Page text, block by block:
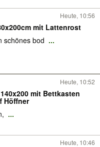
Heute, 10:56
mit Lattenrost
schönes bod ...
Heute, 10:52
mit Bettkasten
Höffner
...
Heute, 10:46